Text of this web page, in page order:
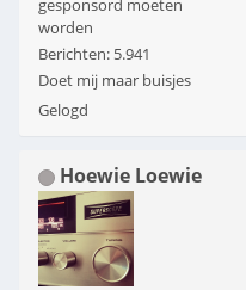
gesponsord moeten
worden
Berichten: 5.941
Doet mij maar buisjes
Gelogd
Hoewie Loewie